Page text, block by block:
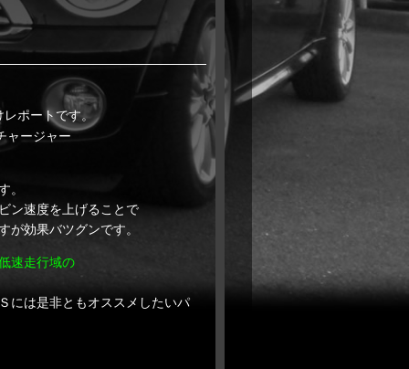
ポートです。
ャージャー
。
ン速度を上げることで
が効果バツグンです。
速走行域の
には是非ともオススメしたいパ